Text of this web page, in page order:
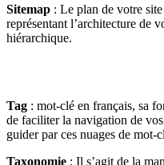
Sitemap : Le plan de votre
représentant l’architecture de
hiérarchique.
Tag : mot-clé en français, sa
de faciliter la navigation de
guider par ces nuages de mot-
Taxonomie : Il s’agit de la